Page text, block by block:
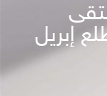
في مطلع إبريل